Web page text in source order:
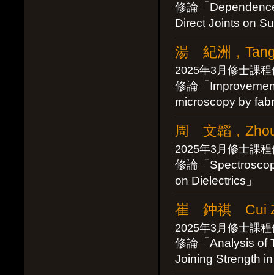
修論「
Direct Joints on
湯 紀洲，
2025年3月修士課
修論「
microscopy by
周 文韜，
2025年3月修士課
修論「
on Dielectrics」
崔 鈡祺 Cui
2025年3月修士課
修論「Analysis of
Joining Strength